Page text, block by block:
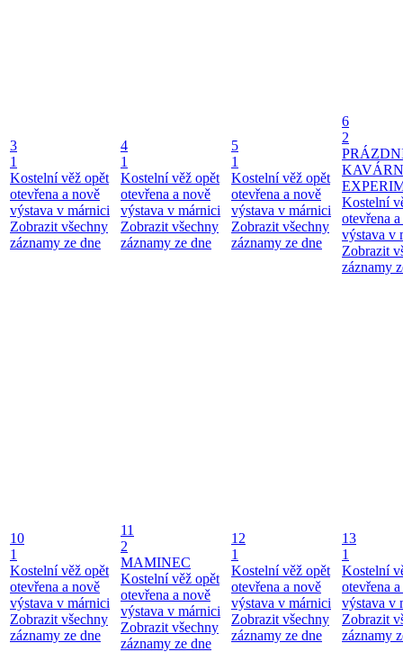
3
1
Kostelní věž opět
otevřena a nově
výstava v márnici
Zobrazit všechny
záznamy ze dne
4
1
Kostelní věž opět
otevřena a nově
výstava v márnici
Zobrazit všechny
záznamy ze dne
5
1
Kostelní věž opět
otevřena a nově
výstava v márnici
Zobrazit všechny
záznamy ze dne
6
2
Kostelní
otevřena
výstava v
Zobrazit
záznamy
10
1
Kostelní věž opět
otevřena a nově
výstava v márnici
Zobrazit všechny
záznamy ze dne
11
2
MAMINEC
Kostelní věž opět
otevřena a nově
výstava v márnici
Zobrazit všechny
záznamy ze dne
12
1
Kostelní věž opět
otevřena a nově
výstava v márnici
Zobrazit všechny
záznamy ze dne
13
1
Kostelní
otevřena
výstava v
Zobrazit
záznamy